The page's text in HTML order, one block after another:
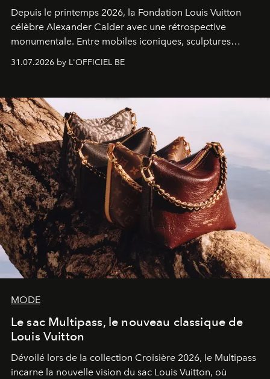
Depuis le printemps 2026, la Fondation Louis Vuitton
célèbre Alexander Calder avec une rétrospective
monumentale. Entre mobiles iconiques, sculptures
monumentales et poésie du mouvement, l'artiste
américain investit les espaces imaginés par Frank Gehry
sculpture.
31.07.2026 by L'OFFICIEL BE
MODE
Le sac Multipass, le nouveau classique de
Louis Vuitton
Dévoilé lors de la collection Croisière 2026, le Multipass
incarne la nouvelle vision du sac Louis Vuitton, où